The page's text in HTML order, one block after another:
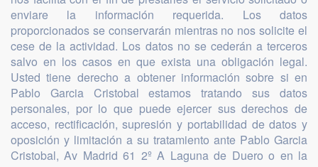
enviare la información requerida. Los datos
proporcionados se conservarán mientras no nos solicite el
cese de la actividad. Los datos no se cederán a terceros
salvo en los casos en que exista una obligación legal.
Usted tiene derecho a obtener información sobre si en
Pablo Garcia Cristobal estamos tratando sus datos
personales, por lo que puede ejercer sus derechos de
acceso, rectificación, supresión y portabilidad de datos y
oposición y limitación a su tratamiento ante Pablo Garcia
Cristobal, Av Madrid 61 2º A Laguna de Duero o en la